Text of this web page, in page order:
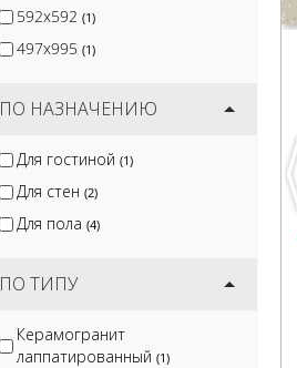
592x592 (1)
497x995 (1)
ПО НАЗНАЧЕНИЮ
Для гостиной (1)
Для стен (2)
Для пола (4)
ПО ТИПУ
Керамогранит
лаппатированный (1)